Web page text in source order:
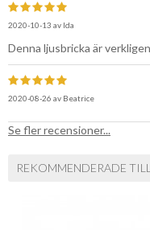
2020-10-13 av Ida
Denna ljusbricka är
2020-08-26 av Beatrice
Se fler recensioner...
REKOMMENDERADE